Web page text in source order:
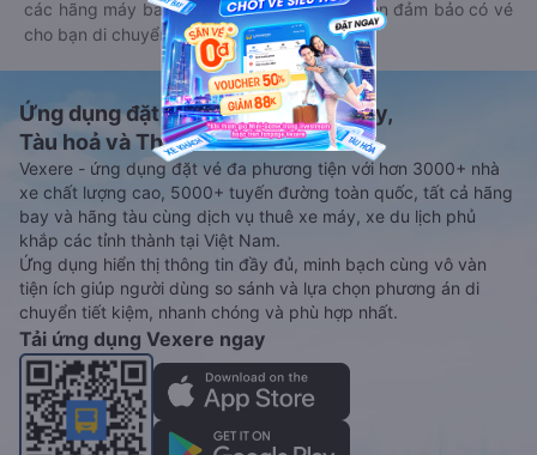
các hãng máy bay, xe khách và tàu hoả, luôn đảm bảo có vé
cho bạn di chuyển.
Ứng dụng đặt vé Xe khách, Máy bay,
Tàu hoả và Thuê xe
Vexere - ứng dụng đặt vé đa phương tiện với hơn 3000+ nhà
xe chất lượng cao, 5000+ tuyến đường toàn quốc, tất cả hãng
bay và hãng tàu cùng dịch vụ thuê xe máy, xe du lịch phủ
khắp các tỉnh thành tại Việt Nam.
Ứng dụng hiển thị thông tin đầy đủ, minh bạch cùng vô vàn
tiện ích giúp người dùng so sánh và lựa chọn phương án di
chuyển tiết kiệm, nhanh chóng và phù hợp nhất.
Tải ứng dụng Vexere ngay